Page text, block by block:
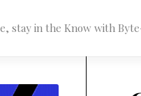
stay in the Know with